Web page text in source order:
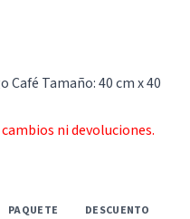
Café Tamaño: 40 cm x 40
ni devoluciones.
PAQUETE DESCUENTO